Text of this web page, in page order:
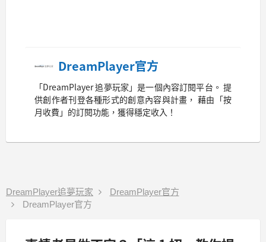
DreamPlayer官方
「DreamPlayer 追夢玩家」是一個內容訂閱平台。 提
供創作者刊登各種形式的創意內容與計畫， 藉由「按
月收費」的訂閱功能，獲得穩定收入！
DreamPlayer追夢玩家
DreamPlayer官方
DreamPlayer官方